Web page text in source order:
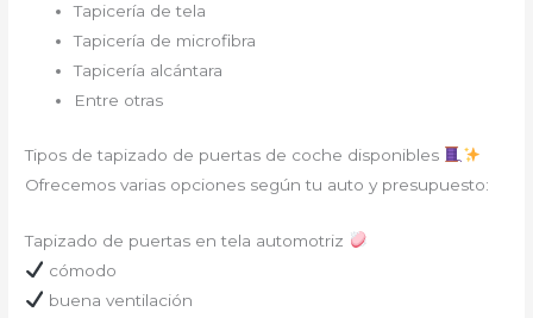
Tapicería de tela
Tapicería de microfibra
Tapicería alcántara
Entre otras
Tipos de tapizado de puertas de coche disponibles
Ofrecemos varias opciones según tu auto y presupuesto:
Tapizado de puertas en tela automotriz
cómodo
buena ventilación